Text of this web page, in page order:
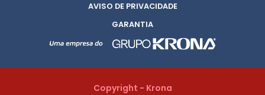
AVISO DE PRIVACIDADE
GARANTIA
Copyright - Krona